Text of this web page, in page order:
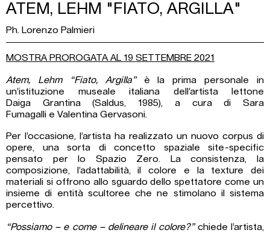
ATEM, LEHM "FIATO, ARGILLA"
Ph. Lorenzo Palmieri
MOSTRA PROROGATA AL 19 SETTEMBRE 2021
Atem, Lehm “Fiato, Argilla”è la prima personale in
un’istituzione museale italiana dell’artista lettone
Daiga Grantina (Saldus, 1985), a cura di Sara
Fumagalli e Valentina Gervasoni.
Per l’occasione, l’artista ha realizzato un nuovo corpus di
opere, una sorta di concetto spaziale site-specific
pensato per lo Spazio Zero. La consistenza, la
composizione, l’adattabilità, il colore e la texture dei
materiali si offrono allo sguardo dello spettatore come un
insieme di entità scultoree che ne stimolano il sistema
percettivo.
“Possiamo – e come – delineare il colore?”chiede l’artista,